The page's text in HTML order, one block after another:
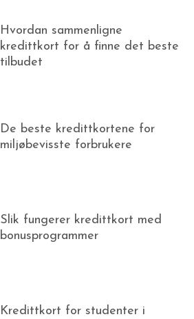
Hvordan sammenligne
kredittkort for å finne det beste
tilbudet
De beste kredittkortene for
miljøbevisste forbrukere
Slik fungerer kredittkort med
bonusprogrammer
Kredittkort for studenter i